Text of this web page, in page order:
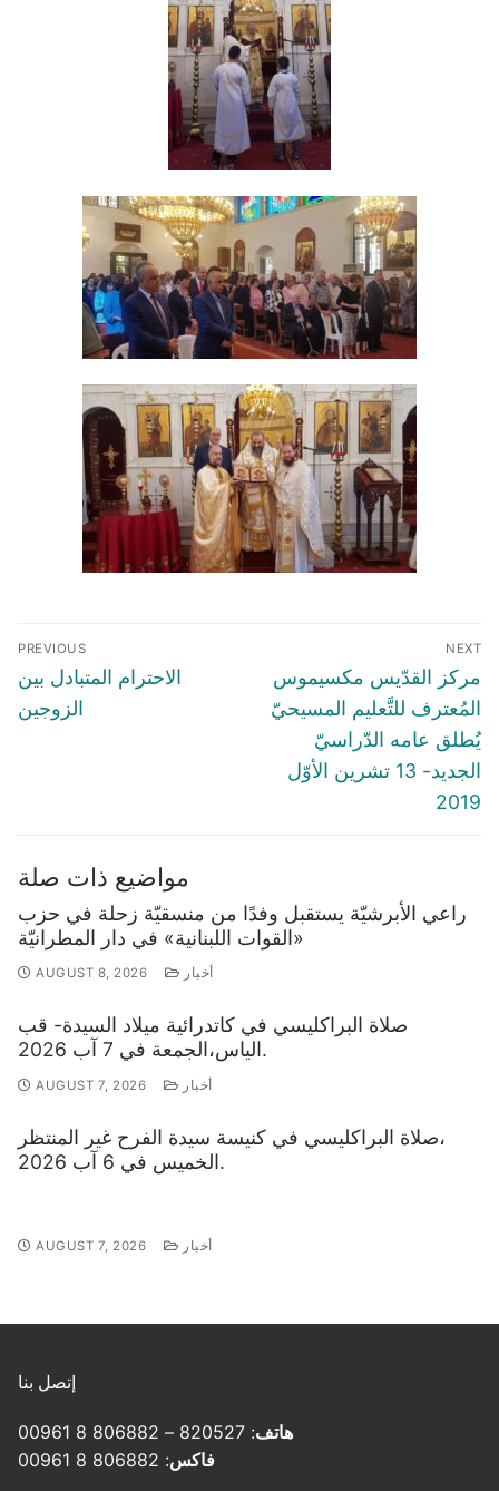
Post
navigation
PREVIOUS
Previous
post:
الاحترام المتبادل بين
الزوجين
NEXT
Next
post:
مركز القدّيس مكسيموس
المُعترف للتَّعليم المسيحيّ
يُطلق عامه الدّراسيّ
الجديد- 13 تشرين الأوّل
2019
مواضيع ذات صلة
راعي الأبرشيّة يستقبل وفدًا من منسقيّة زحلة في حزب
«القوات اللبنانية» في دار المطرانيّة
AUGUST 8, 2026 أخبار
صلاة البراكليسي في كاتدرائية ميلاد السيدة- قب
الياس،الجمعة في 7 آب 2026.
AUGUST 7, 2026 أخبار
صلاة البراكليسي في كنيسة سيدة الفرح غير المنتظر،
الخميس في 6 آب 2026.
AUGUST 7, 2026 أخبار
إتصل بنا
هاتف: 820527 – 806882 8 00961
فاكس: 806882 8 00961